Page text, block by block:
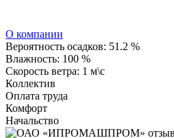
О компании
Вероятность осадков: 51.2 %
Влажность: 100 %
Скорость ветра: 1 м\с
Коллектив
Оплата труда
Комфорт
Начальство